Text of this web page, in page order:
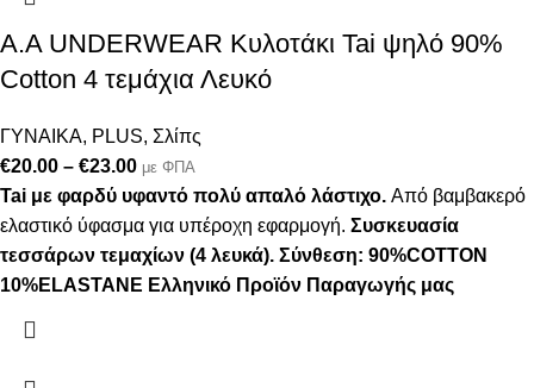
A.A UNDERWEAR Κυλοτάκι Tai ψηλό 90%
Cotton 4 τεμάχια Λευκό
ΓΥΝΑΙΚΑ, PLUS, Σλίπς
€20.00 – €23.00 με ΦΠΑ
Tai με φαρδύ υφαντό πολύ απαλό λάστιχο. Από βαμβακερό
ελαστικό ύφασμα για υπέροχη εφαρμογή. Συσκευασία
τεσσάρων τεμαχίων (4 λευκά). Σύνθεση: 90%COTTON
10%ELASTANE Ελληνικό Προϊόν Παραγωγής μας